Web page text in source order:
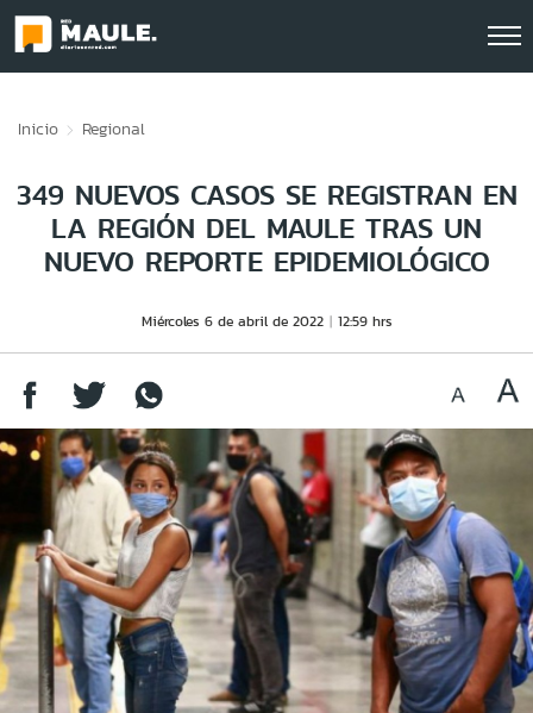
Inicio Regional
349 NUEVOS CASOS SE REGISTRAN EN
LA REGIÓN DEL MAULE TRAS UN
NUEVO REPORTE EPIDEMIOLÓGICO
Miércoles 6 de abril de 2022 12:59 hrs